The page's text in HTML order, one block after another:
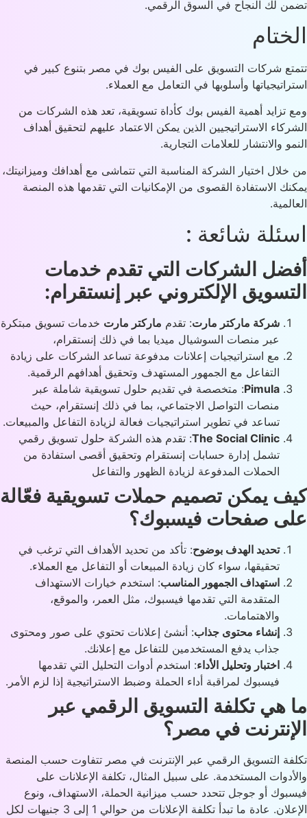
لك النجاح في السوق الرقمي.
شركات التسويق على الفيس بوك في مصر بتنوع كبير في
وأسلوبها في التعامل مع العملاء.
تزايد أهمية الفيس بوك كأداة تسويقية، تعد هذه الشركات من
الاستراتيجيين الذين يمكن الاعتماد عليهم لتحقيق أهداف
والانتشار للعلامات التجارية.
اختيار الشركة المناسبة التي تتماشى مع أهدافك وميزانيتك،
الاستفادة القصوى من الإمكانيات التي تقدمها هذه المنصة
شائعة :
الشركات التي تقدم خدمات
الإلكتروني عبر إنستقرام :
شركة ماركتر مارت : تقدمماركتر مارت خدمات تسويق مبتكرة
عبر منصات السوشيال ميديا بما في ذلك إنستقرام،
مع استراتيجيات إعلانات مدفوعة تساعد الشركات على زيادة
التفاعل مع الجمهور المستهدف وتحقيق أهدافهم الرقمية.
Pimula: متخصصة في تقديم حلول تسويقية شاملة عبر
منصات التواصل الاجتماعي، بما في ذلك إنستقرام، حيث
تساعد في تطوير استراتيجيات فعالة لزيادة التفاعل والمبيعات.
The Social Clinic: تقدم هذه الشركة حلول تسويق رقمي
تشمل إدارة حسابات إنستقرام وتحقيق أقصى استفادة من
الحملات المدفوعة لزيادة الظهور والتفاعل​
يمكن تصميم حملات تسويقية فعّالة
صفحات فيسبوك؟
تحديد الهدف بوضوح: تأكد من تحديد الأهداف التي ترغب في
تحقيقها، سواء كان زيادة المبيعات أو التفاعل مع العملاء.
استهداف الجمهور المناسب: استخدم خيارات الاستهداف
المتقدمة التي تقدمها فيسبوك، مثل العمر، والموقع،
والاهتمامات.
إنشاء محتوى جذاب: أنشئ إعلانات تحتوي على صور ومحتوى
جذاب يدفع المستخدمين للتفاعل مع إعلانك.
اختبار وتحليل الأداء: استخدم أدوات التحليل التي تقدمها
فيسبوك لمراقبة أداء الحملة وضبط الاستراتيجية إذا لزم الأمر.
هي تكلفة التسويق الرقمي عبر
في مصر؟
التسويق الرقمي عبر الإنترنت في مصر تتفاوت حسب المنصة
المستخدمة. على سبيل المثال، تكلفة الإعلانات على
أو جوجل تتحدد حسب ميزانية الحملة، الاستهداف، ونوع
الإعلان. عادة ما تبدأ تكلفة الإعلانات من حوالي 1 إلى 3 جنيهات لكل